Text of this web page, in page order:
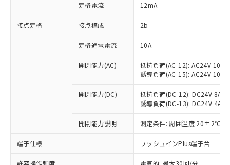
定格電流 12mA
接点定格 接点構成 2b
定格通電電流 10A
開閉能力(AC)
抵抗負荷(AC-12): AC24V 10A/
誘導負荷(AC-15): AC24V
開閉能力(DC)
抵抗負荷(DC-12): DC24V 8A/
誘導負荷(DC-13): DC24V 4A/
開閉能力説明 測定条件: 周囲温度 20±2℃、
端子仕様 プッシュインPlus端子台
許容操作頻度
電気的: 最大30回/分
ご利用条件
以下の条件をお読みいただき、同意のうえ
ご利用ください。
本サービスは、当社制御機器事業取扱
商品の当社在庫状況および標準価格
(税抜)を提供させていただくもので
当社制御機器事業取扱商品の中には、
本サービスの対象外となる商品もある
対応済み：EU RoHS指令（10物質）の
非含有に対応した製品が提供可能な商品で
す。
対応予定：EU RoHS指令（10物質）の非含
有に対応した製品に切り替える予定のある
対応予定なし：EU RoHS指令（10物質）の
非含有に非対応の商品で、対応品を出す予
定はありません。
調査・確認中：EU RoHS指令（10物質）の
非含有の対応状況を調査中または確認中の
非該当品：ライセンス料など無形物で、有
害物質有無と関係のない商品です。
仕入先様の事情により、非含有部品として
「○」：最大均質材料含有率が中国RoHSの
基準値以下であることを示します。
「×」：最大均質材料含有率が中国RoHSの